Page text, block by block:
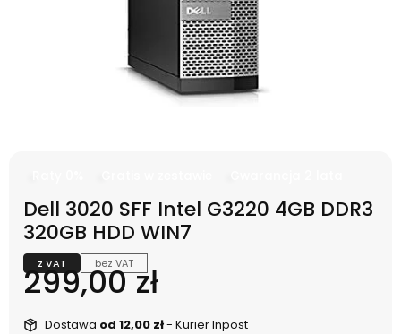
Dell 3020 SFF Intel G3220 4GB DDR3
320GB HDD WIN7
z VAT bez VAT
Cena
299,00 zł
Dostawa od 12,00 zł- Kurier Inpost